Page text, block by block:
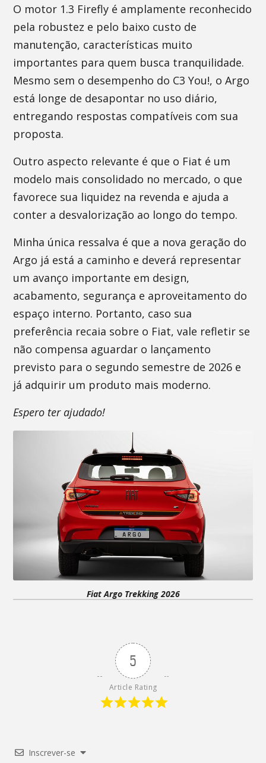
O motor 1.3 Firefly é amplamente reconhecido
pela robustez e pelo baixo custo de
manutenção, características muito
importantes para quem busca tranquilidade.
Mesmo sem o desempenho do C3 You!, o Argo
está longe de desapontar no uso diário,
entregando respostas compatíveis com sua
proposta.
Outro aspecto relevante é que o Fiat é um
modelo mais consolidado no mercado, o que
favorece sua liquidez na revenda e ajuda a
conter a desvalorização ao longo do tempo.
Minha única ressalva é que a nova geração do
Argo já está a caminho e deverá representar
um avanço importante em design,
acabamento, segurança e aproveitamento do
espaço interno. Portanto, caso sua
preferência recaia sobre o Fiat, vale refletir se
não compensa aguardar o lançamento
previsto para o segundo semestre de 2026 e
já adquirir um produto mais moderno.
Espero ter ajudado!
Fiat Argo Trekking 2026
5
Article Rating
Inscrever-se